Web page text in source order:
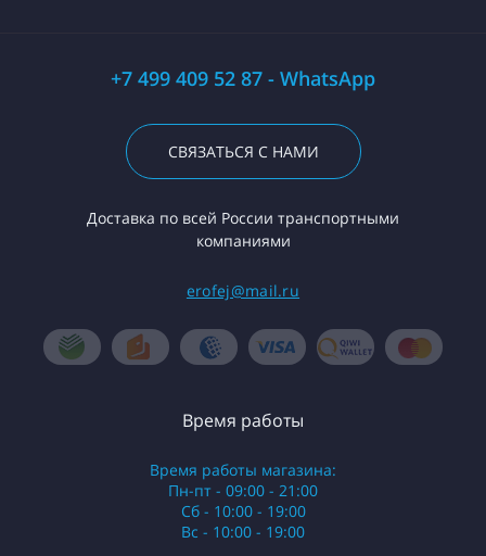
+7 499 409 52 87 - WhatsApp
СВЯЗАТЬСЯ С НАМИ
Доставка по всей России транспортными
компаниями
erofej@mail.ru
Время работы
Время работы магазина:
Пн-пт - 09:00 - 21:00
Сб - 10:00 - 19:00
Вс - 10:00 - 19:00